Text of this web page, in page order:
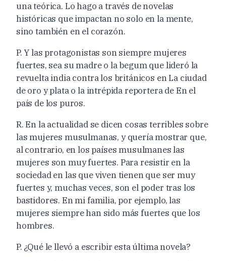
una teórica. Lo hago a través de novelas
históricas que impactan no solo en la mente,
sino también en el corazón.
P. Y las protagonistas son siempre mujeres
fuertes, sea su madre o la begum que lideró la
revuelta india contra los británicos en La ciudad
de oro y plata o la intrépida reportera de En el
país de los puros.
R. En la actualidad se dicen cosas terribles sobre
las mujeres musulmanas, y quería mostrar que,
al contrario, en los países musulmanes las
mujeres son muy fuertes. Para resistir en la
sociedad en las que viven tienen que ser muy
fuertes y, muchas veces, son el poder tras los
bastidores. En mi familia, por ejemplo, las
mujeres siempre han sido más fuertes que los
hombres.
P. ¿Qué le llevó a escribir esta última novela?